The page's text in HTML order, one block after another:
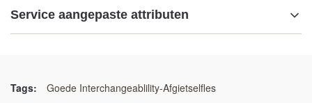
Service aangepaste attributen
Verhard staal slijtvast flesje
Tags:
Goede Interchangeablility-Afgietselfles